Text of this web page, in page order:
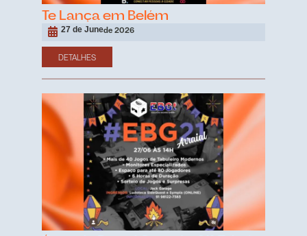
Te Lança em Belém
27 de Junede 2026
DETALHES